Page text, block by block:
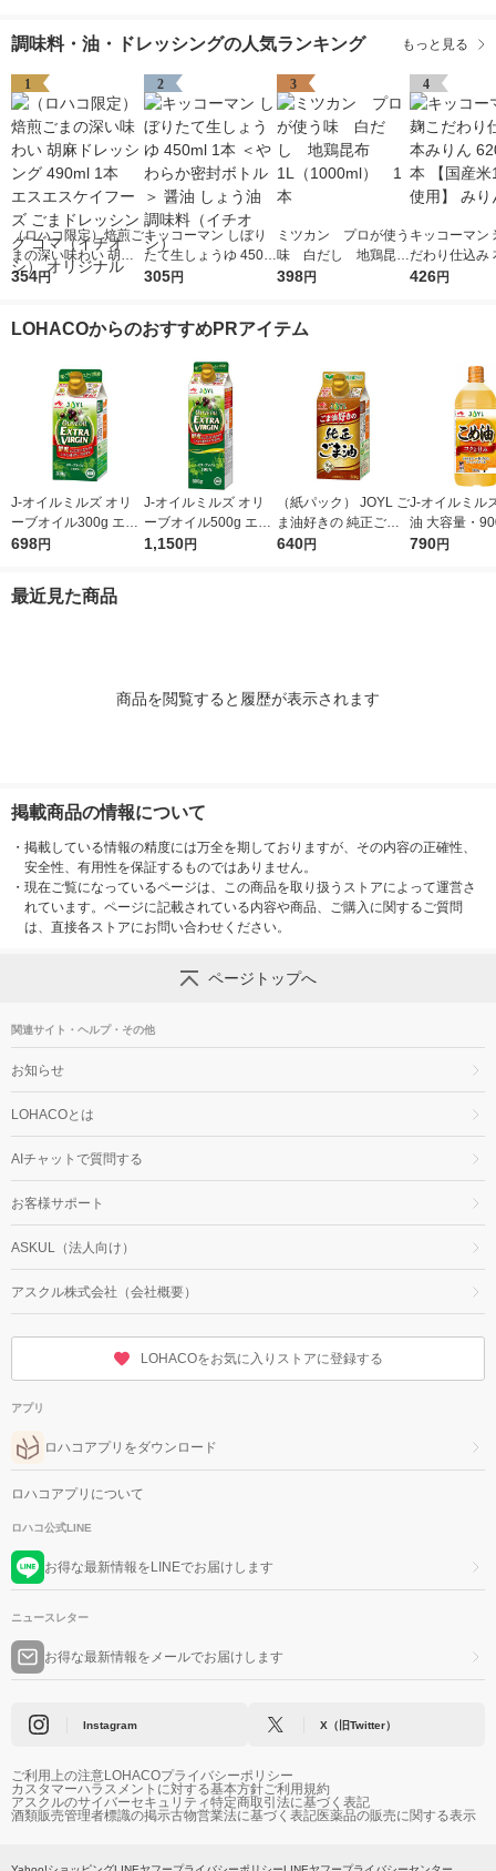
調味料・油・ドレッシングの人気ランキング もっと見る
1
（ロハコ限定）焙煎ご
まの深い味わい 胡麻
ドレッシング 490ml 1
ゴマ（イチオシ） オ
354円
2
キッコーマン しぼり
たて生しょうゆ 450m
l 1本 ＜やわらか密封
シ）
305円
3
ミツカン プロが使う
味 白だし 地鶏昆
布 1L（1000ml）
398円
4
キッコーマン
だわり仕込み
ん 620ml 1本
426円
LOHACOからのおすすめPRアイテム
J-オイルミルズ オリ
ーブオイル300g エキ
ストラバージン スペ
L
698円
J-オイルミルズ オリ
ーブオイル500g エキ
ストラバージン スペ
1,150円
（紙パック） JOYL ご
ま油好きの 純正ごま
油 300g 1本 味の素 J-
640円
J-オイルミル
油 大容量・
ト 1本 JOYL
790円
最近見た商品
商品を閲覧すると履歴が表示されます
掲載商品の情報について
・ 掲載している情報の精度には万全を期しておりますが、その内容の正確性、
安全性、有用性を保証するものではありません。
・ 現在ご覧になっているページは、この商品を取り扱うストアによって運営さ
れています。ページに記載されている内容や商品、ご購入に関するご質問
は、直接各ストアにお問い合わせください。
ページトップへ
関連サイト・ヘルプ・その他
お知らせ
LOHACOとは
AIチャットで質問する
お客様サポート
ASKUL（法人向け）
アスクル株式会社（会社概要）
LOHACOをお気に入りストアに登録する
アプリ
ロハコアプリをダウンロード
ロハコアプリについて
ロハコ公式LINE
お得な最新情報をLINEでお届けします
ニュースレター
お得な最新情報をメールでお届けします
Instagram X（旧Twitter）
ご利用上の注意LOHACOプライバシーポリシー
カスタマーハラスメントに対する基本方針ご利用規約
アスクルのサイバーセキュリティ特定商取引法に基づく表記
酒類販売管理者標識の掲示古物営業法に基づく表記医薬品の販売に関する表示